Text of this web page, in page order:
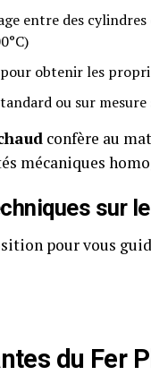
entre des
obtenir les
ou sur mesure
confère au
mécaniques
sur
pour vous
du Fer